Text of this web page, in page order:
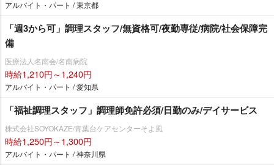
アルバイト・パート / 東京都
「週3から可」調理スタッフ/無資格可/夜勤専従/病院/社会保障完
備
医療法人名南会/名南病院
時給1,210円～1,240円
アルバイト・パート / 愛知県
「福祉調理スタッフ」調理師免許必須/日勤のみ/デイサービス
株式会社SOYOKAZE/青葉台ケアセンターそよ風
時給1,250円～1,300円
アルバイト・パート / 神奈川県